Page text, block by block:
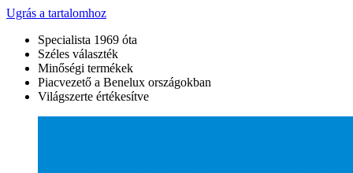
Ugrás a tartalomhoz
Specialista 1969 óta
Széles választék
Minőségi termékek
Piacvezető a Benelux országokban
Világszerte értékesítve